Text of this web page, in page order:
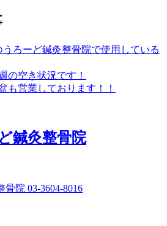
うろーど鍼灸整骨院で使用している
の空き状況です！
も営業しております！！